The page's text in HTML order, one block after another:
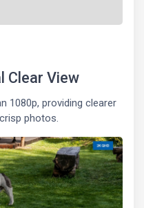
Clear View
1080p, providing clearer
photos.